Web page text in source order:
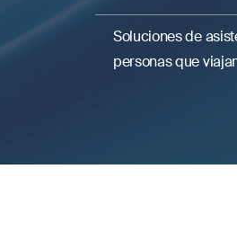
Soluciones de
personas que